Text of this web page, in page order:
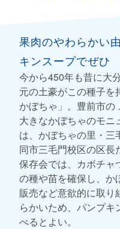
果肉のやわらかい
キンスープでぜひ
今から450年も昔に大
元の土豪がこの種子を
かぼちゃ」。豊前市の
大きなかぼちゃのモ
は、かぼちゃの里・三
同市三毛門校区の区長
保存会では、カボチャ
の種や苗を確保し、か
販売など意欲的に取り
らかいため、パンプ
べるとよい。